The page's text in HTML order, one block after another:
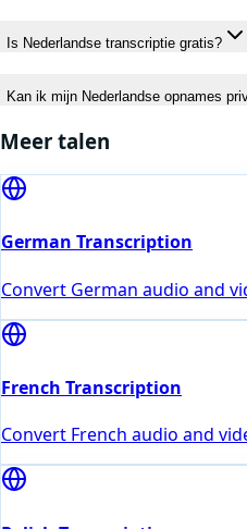
Is Nederlandse transcriptie gratis?
Kan ik mijn Nederlandse opnames
Meer talen
German Transcription
Convert German audio and
French Transcription
Convert French audio and